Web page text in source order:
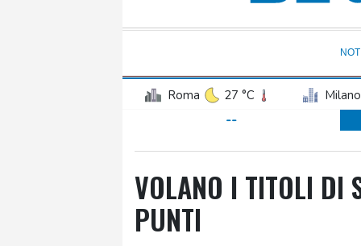
Roma 27 °C Milano
--
VOLANO I TITOLI DI
PUNTI